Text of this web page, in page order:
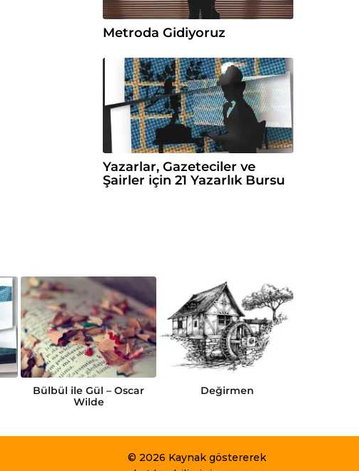
Metroda Gidiyoruz
Yazarlar, Gazeteciler ve
Şairler için 21 Yazarlık Bursu
Bülbül ile Gül – Oscar
Wilde
Değirmen
© 2026 Kaynak göstererek